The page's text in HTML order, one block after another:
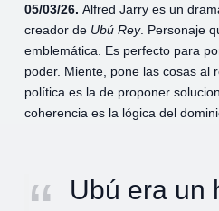
05/03/26. Alfred Jarry es un
creador de Ubú Rey. Personaje
emblemática. Es perfecto para
poder. Miente, pone las cosas al
política es la de proponer
coherencia es la lógica del
Ubú era un